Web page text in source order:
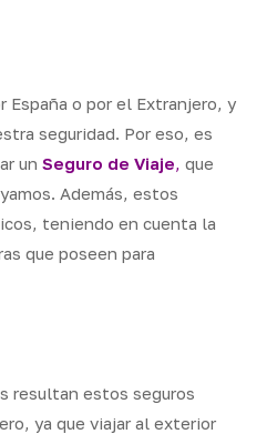
España o por el Extranjero, y
seguridad. Por eso, es
un Seguro de Viaje, que
Además, estos
teniendo en cuenta la
que poseen para
resultan estos seguros
ya que viajar al exterior
Menu